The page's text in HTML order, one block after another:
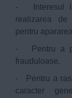
- Interesul
realizarea de
pentru
- Pentru a
frauduloase.
- Pentru a
caracter